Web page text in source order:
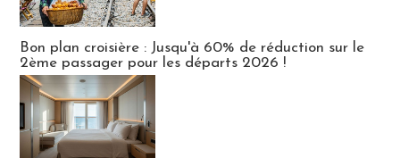
Bon plan croisière : Jusqu'à 60% de réduction sur le
2ème passager pour les départs 2026 !